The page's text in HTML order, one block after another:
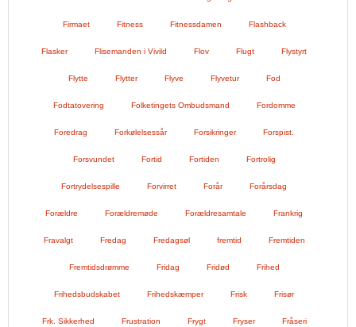
Firmaet Fitness Fitnessdamen Flashback
Flasker Flisemanden i Vivild Flov Flugt Flystyrt
Flytte Flytter Flyve Flyvetur Fod
Fodtatovering Folketingets Ombudsmand Fordomme
Foredrag Forkølelsessår Forsikringer Forspist.
Forsvundet Fortid Fortiden Fortrolig
Fortrydelsespille Forvirret Forår Forårsdag
Forældre Forældremøde Forældresamtale Frankrig
Fravalgt Fredag Fredagsøl fremtid Fremtiden
Fremtidsdrømme Fridag Fridød Frihed
Frihedsbudskabet Frihedskæmper Frisk Frisør
Frk. Sikkerhed Frustration Frygt Fryser Fråseri